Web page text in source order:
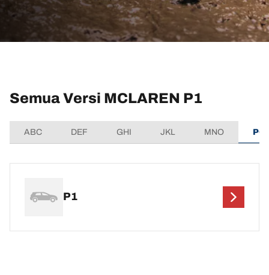
Semua Versi MCLAREN P1
ABC DEF GHI JKL MNO
P1